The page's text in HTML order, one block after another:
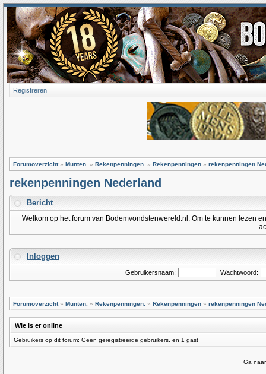
Registreren
Forumoverzicht» Munten. » Rekenpenningen. » Rekenpenningen » rekenpenningen
rekenpenningen Nederland
Bericht
Welkom op het forum van Bodemvondstenwereld.nl. Om te kunnen lezen
Inloggen
Gebruikersnaam: Wachtwoord:
Forumoverzicht» Munten. » Rekenpenningen. » Rekenpenningen » rekenpenningen
Wie is er online
Gebruikers op dit forum: Geen geregistreerde gebruikers. en 1 gast
Ga